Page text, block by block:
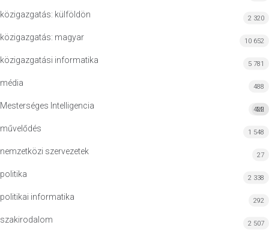
közigazgatás: külföldön 2 320
közigazgatás: magyar 10 652
közigazgatási informatika 5 781
média 488
Mesterséges Intelligencia MI
422
művelődés 1 548
nemzetközi szervezetek 27
politika 2 338
politikai informatika 292
szakirodalom 2 507